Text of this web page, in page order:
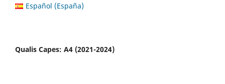
Español (España)
Qualis Capes: A4 (2021-2024)